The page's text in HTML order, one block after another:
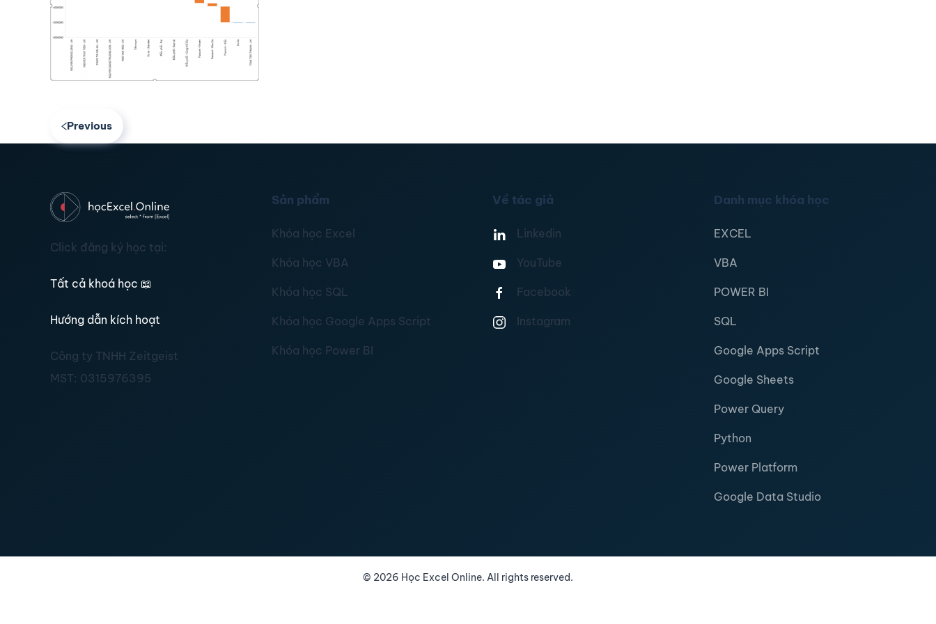
Previous
Click đăng ký học tại:
Tất cả khoá học 📖
Hướng dẫn kích hoạt
Công ty TNHH Zeitgeist
MST: 0315976395
Sản phẩm
Khóa học Excel
Khóa học VBA
Khóa học SQL
Khóa học Google Apps Script
Khóa học Power BI
Về tác giả
Linkedin
YouTube
Facebook
Instagram
Danh mục khóa học
EXCEL
VBA
POWER BI
SQL
Google Apps Script
Google Sheets
Power Query
Python
Power Platform
Google Data Studio
© 2026 Học Excel Online. All rights reserved.